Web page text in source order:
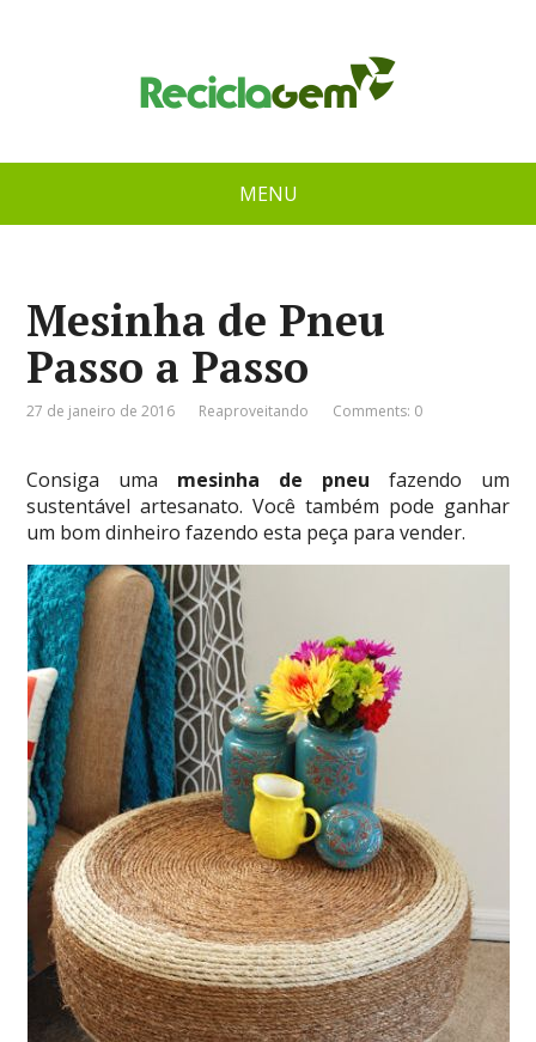
MENU
Mesinha de Pneu
Passo a Passo
27 de janeiro de 2016 Reaproveitando Comments: 0
Consiga uma mesinha de pneu fazendo um
sustentável artesanato. Você também pode ganhar
um bom dinheiro fazendo esta peça para vender.